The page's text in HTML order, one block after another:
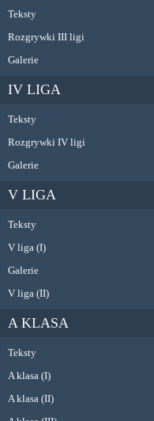
Teksty
Rozgrywki III ligi
Galerie
IV LIGA
Teksty
Rozgrywki IV ligi
Galerie
V LIGA
Teksty
V liga (I)
Galerie
V liga (II)
A KLASA
Teksty
A klasa (I)
A klasa (II)